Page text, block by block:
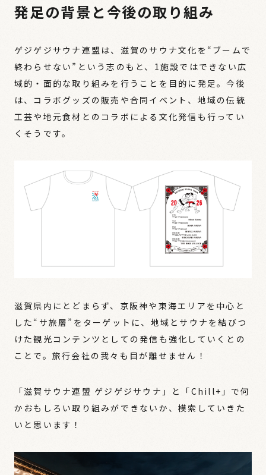
発足の背景と今後の取り組み
ゲジゲジサウナ連盟は、滋賀のサウナ文化を“ブームで
終わらせない”という志のもと、1施設ではできない広
域的・面的な取り組みを行うことを目的に発足。今後
は、コラボグッズの販売や合同イベント、地域の伝統
工芸や地元食材とのコラボによる文化発信も行ってい
くそうです。
滋賀県内にとどまらず、京阪神や東海エリアを中心と
した“サ旅層”をターゲットに、地域とサウナを結びつ
けた観光コンテンツとしての発信も強化していくとの
ことで。旅行会社の我々も目が離せません！
「滋賀サウナ連盟 ゲジゲジサウナ」と「Chill+」で何
かおもしろい取り組みができないか、模索していきた
いと思います！